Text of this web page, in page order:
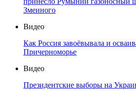
Змеиного
Видео
Как Россия завоёвывала и
Причерноморье
Видео
Президентские выборы на